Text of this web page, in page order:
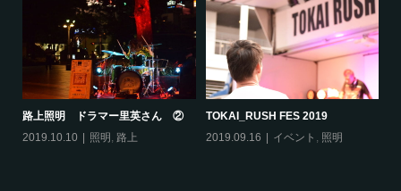
路上照明 ドラマー里英さん ②
2019.10.10
照明 , 路上
TOKAI_RUSH FES 2019
2019.09.16
イベント , 照明